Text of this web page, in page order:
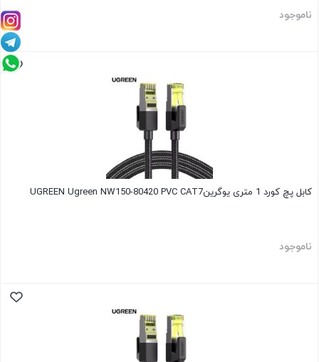
ناموجود
کابل پچ کورد 1 متری یوگرینUGREEN Ugreen NW150-80420 PVC CAT7
ناموجود